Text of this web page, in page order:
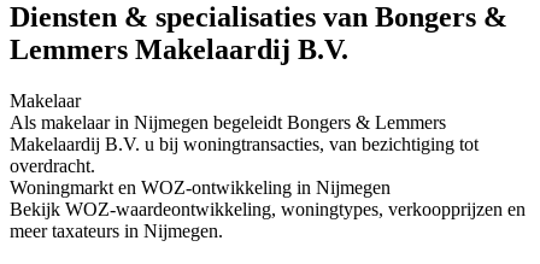
Diensten & specialisaties van Bongers &
Lemmers Makelaardij B.V.
Makelaar
Als makelaar in Nijmegen begeleidt Bongers & Lemmers
Makelaardij B.V. u bij woningtransacties, van bezichtiging tot
overdracht.
Woningmarkt en WOZ-ontwikkeling in Nijmegen
Bekijk WOZ-waardeontwikkeling, woningtypes, verkoopprijzen en
meer taxateurs in Nijmegen.